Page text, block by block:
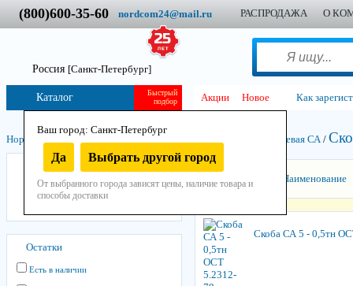
(800)600-35-60 nordcom24@mail.ru РАСПРОДАЖА О
Россия [Санкт-Петербург]
Ваш город: Санкт-Петербург
Да Выбрать другой город
От выбранного города зависят цены, наличие товара и
способы доставки
Быстрый
подбор
Каталог Акции Новое Как
Нордком Такелаж Грузоподъёмный Скоба СК и СКД, Концевая СА/
Скоба СА
Скоба СК
Остатки
Есть в наличии
Наименование
Скоба СА 5 - 0,5тн